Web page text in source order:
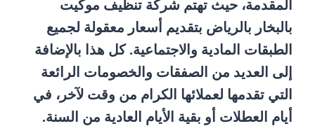
المقدمة، حيث تهتم شركة تنظيف موكيت
بالبخار بالرياض بتقديم أسعار معقولة لجميع
الطبقات المادية والاجتماعية. كل هذا بالإضافة
إلى العديد من الصفقات والخصومات الرائعة
التي تقدمها لعملائها الكرام من وقت لآخر، في
أيام العطلات أو بقية الأيام العادية من السنة.